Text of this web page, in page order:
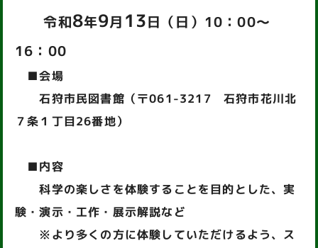
令和8年9月 13日（日）10：00～
16：00
■会場
石狩市民図書館（〒061-3217 石狩市花川北
７条１丁目26番地）
■内容
科学の楽しさを体験することを目的とした、実
験・演示・工作・展示解説など
※より多くの方に体験していただけるよう、ス